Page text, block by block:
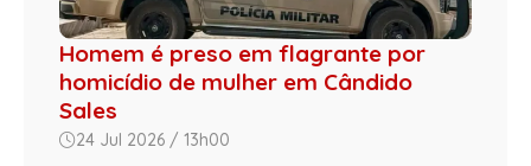
Homem é preso em flagrante por
homicídio de mulher em Cândido
Sales
24 Jul 2026 / 13h00